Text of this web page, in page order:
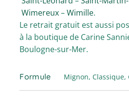
Wimereux–Wimille.
Le retrait gratuit est aussi
à la boutique de Carine
Boulogne-sur-Mer.
Formule Mignon, Classique,